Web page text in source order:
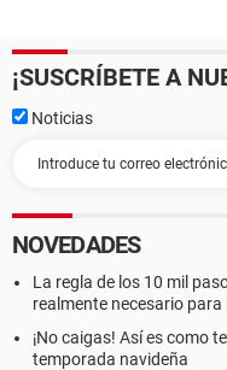
¡SUSCRÍBETE A
Noticias
NOVEDADES
La regla de los 10 mil
realmente necesario para
¡No caigas! Así es como
temporada navideña